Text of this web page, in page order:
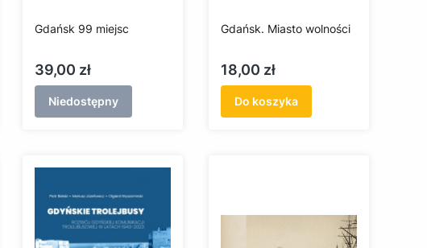
Gdańsk 99 miejsc
Cena
39,00 zł
Niedostępny
Gdańsk. Miasto wolności
Cena
18,00 zł
Do koszyka